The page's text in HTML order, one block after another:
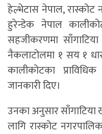
हेल्भेटास नेपाल,
हुरेन्डेक नेपाल
सहजीकरणमा
नैकलाटोलमा १ सय १
कालीकोटका
जानकारी दिए।
उनका अनुसार
लागि रास्कोट